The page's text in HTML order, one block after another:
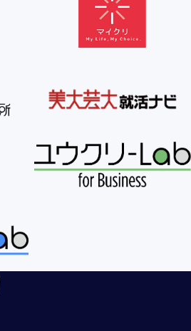
どの情報を含みます。
公表】
利用目的の範囲内で利用すること
の附属書A.3.4.2.4に基づき公表し
供するため
心・安全にご利用いただける環境整
営・管理のため
するご案内、お問い合せ等への対応
ービスについての調査・データ集
め
商品・サービスなどのご案内を送
必要な連絡を行うため
る当社の規約、ポリシー等（以下
に違反する行為に対する対応のた